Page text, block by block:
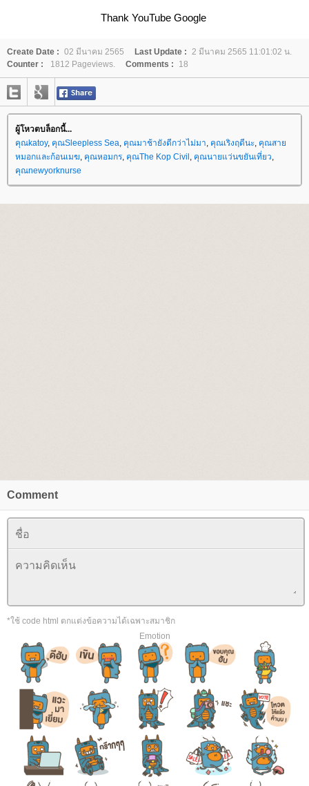
Thank YouTube Google
Create Date : 02 มีนาคม 2565 Last Update : 2 มีนาคม 2565 11:01:02 น.
Counter :
1812 Pageviews. Comments : 18
ผู้โหวตบล็อกนี้...
คุณkatoy, คุณSleepless Sea, คุณมาช้ายังดีกว่าไม่มา, คุณเริงฤดีนะ, คุณสา
หมอกและก้อนเมฆ, คุณหอมกร, คุณThe Kop Civil , คุณนายแว่นขยันเที่ยว,
คุณnewyorknurse
Comment
*ใช้ code html ตกแต่งข้อความได้เฉพาะสมาชิก
Emotion